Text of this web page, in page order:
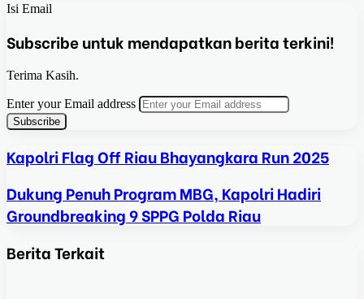
Isi Email
Subscribe untuk mendapatkan berita terkini!
Terima Kasih.
Enter your Email address
Kapolri Flag Off Riau Bhayangkara Run 2025
Dukung Penuh Program MBG, Kapolri Hadiri
Groundbreaking 9 SPPG Polda Riau
Berita Terkait